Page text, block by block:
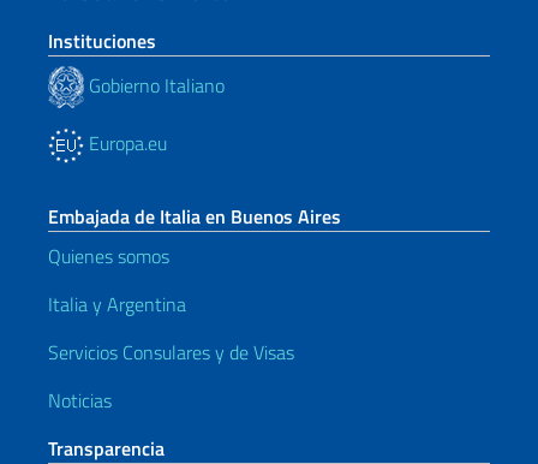
Instituciones
Gobierno Italiano
Europa.eu
Embajada de Italia en Buenos Aires
Quienes somos
Italia y Argentina
Servicios Consulares y de Visas
Noticias
Transparencia